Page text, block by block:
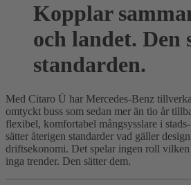
Kopplar
och landet. Den
standarden.
Med Citaro Ü har Mercedes-Benz
omtyckt buss som sedan mer än tio år
flexibel, komfortabel mångsysslare i
sätter återigen standarder vad gäller
driftsekonomi. Det spelar ingen roll
inga trender. Den sätter dem.